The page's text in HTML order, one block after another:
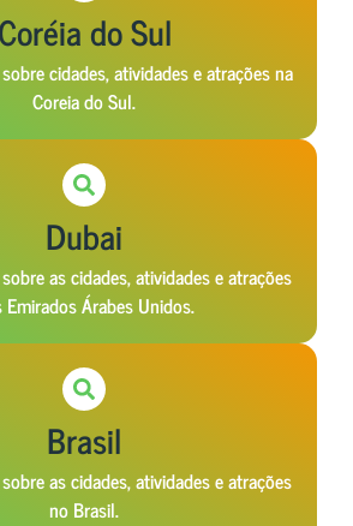
Coréia do Sul
cidades, atividades e atrações na
Coreia do Sul.
Dubai
as cidades, atividades e atrações
Emirados Árabes Unidos.
Brasil
as cidades, atividades e atrações
no Brasil.